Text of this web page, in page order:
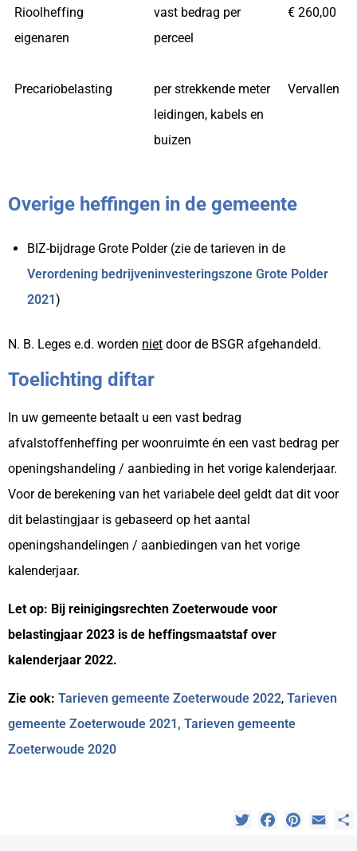
Rioolheffing
eigenaren
vast bedrag per
perceel
€ 260,00
Precariobelasting
per strekkende meter
leidingen, kabels en
buizen
Vervallen
Overige heffingen in de gemeente
BIZ-bijdrage Grote Polder (zie de tarieven in de
Verordening bedrijveninvesteringszone Grote Polder
2021)
N. B. Leges e.d. worden niet door de BSGR afgehandeld.
Toelichting diftar
In uw gemeente betaalt u een vast bedrag
afvalstoffenheffing per woonruimte én een vast bedrag per
openingshandeling / aanbieding in het vorige kalenderjaar.
Voor de berekening van het variabele deel geldt dat dit voor
dit belastingjaar is gebaseerd op het aantal
openingshandelingen / aanbiedingen van het vorige
kalenderjaar.
Let op: Bij reinigingsrechten Zoeterwoude voor
belastingjaar 2023 is de heffingsmaatstaf over
kalenderjaar 2022.
Zie ook: Tarieven gemeente Zoeterwoude 2022, Tarieven
gemeente Zoeterwoude 2021, Tarieven gemeente
Zoeterwoude 2020
TwitterFacebookPinterest